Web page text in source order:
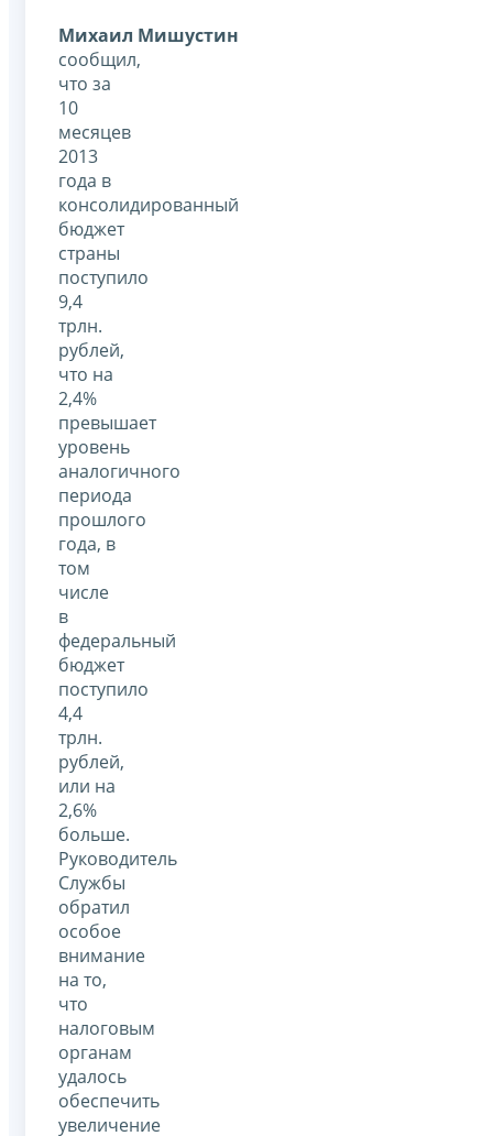
Михаил Мишустин
сообщил,
что за
10
месяцев
2013
года в
консолидированный
бюджет
страны
поступило
9,4
трлн.
рублей,
что на
2,4%
превышает
уровень
аналогичного
периода
прошлого
года, в
том
числе
в
федеральный
бюджет
поступило
4,4
трлн.
рублей,
или на
2,6%
больше.
Руководитель
Службы
обратил
особое
внимание
на то,
что
налоговым
органам
удалось
обеспечить
увеличение